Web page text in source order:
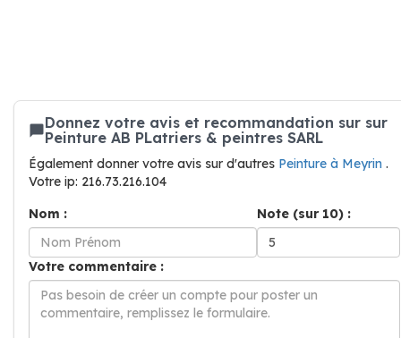
Donnez votre avis et recommandation sur sur
Peinture AB PLatriers & peintres SARL
Également donner votre avis sur d'autres Peinture à Meyrin .
Votre ip: 216.73.216.104
Nom :
Note (sur 10) :
Votre commentaire :